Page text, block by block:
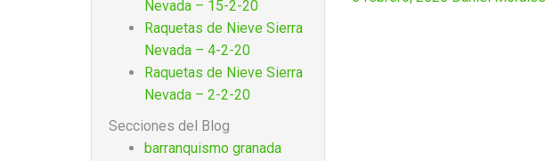
Nevada – 15-2-20
Raquetas de Nieve Sierra
Nevada – 4-2-20
Raquetas de Nieve Sierra
Nevada – 2-2-20
Secciones del Blog
barranquismo granada